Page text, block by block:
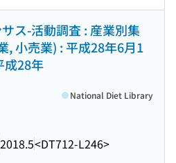
ス-活動調査 : 産業別集
, 小売業) : 平成28年6月1
成28年
2018.5<DT712-L246>
National Diet Library